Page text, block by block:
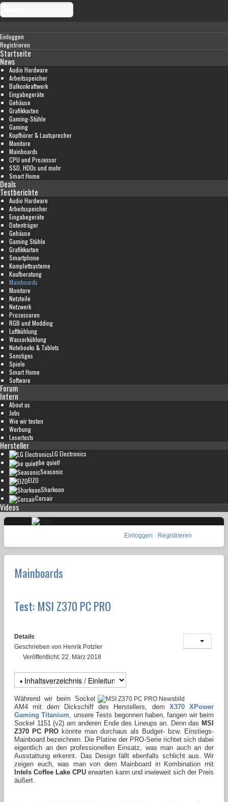
Einloggen
Registrieren
Startseite
News
Audio Hardware
Arbeitsspeicher
Balkonkraftwerk
Eingabegeräte
Gehäuse
Grafikkarten
Gaming-Stühle
Gaming
Kopfhörer & Lautsprecher
Monitore
Mainboards
CPU und Prozessor
SSD, HDDs und mehr
Smart Home
Deals
Testberichte
Audio Hardware
Arbeitsspeicher
Eingabegeräte
Datenträger
Gehäuse
Gaming Stühle
Grafikkarten
Smartphone
Komplettsysteme
Kaufberatung
Mainboards
Monitore
Netzteile
Netzwerk
Prozessoren
RGB und Modding
Luftkühlung
Wasserkühlung
Notebooks & Tablets
Sonstiges
Spiele
Smart Home
Software
Forum
Intern
About us
Jobs
Wie wir testen
Werbung
Lesertests
Hersteller
LG Electronics
be quiet!
Seasonic
EIZO
Sharkoon
Corsair
Videos
Einloggen Registrieren
Mainboards
Test: MSI Z370 PC PRO
Details
Geschrieben von Henrik Potzler
Veröffentlicht: 22. März 2018
Während wir beim Sockel
AM4 mit dem Dickschiff des Herstellers, dem X370 XPower
Gaming Titanium , unsere Tests begonnen haben, fangen wir beim
Sockel 1151 (v2) am anderen Ende des Lineups an. Denn das MSI
Z370 PC PRO könnte man durchaus als Budget- bzw. Einstiegs-
Mainboard bezeichnen. Die Platine der PRO-Serie richtet sich dabei
eigentlich an den professionellen Einsatz, was man auch an der
Ausstattung erkennt. Das Design fällt ebenfalls schlicht aus. Wir
zeigen euch, was man von dem Mainboard in Kombination mit
Intels Coffee Lake CPU erwarten kann und inwieweit sich der Preis
äußert.